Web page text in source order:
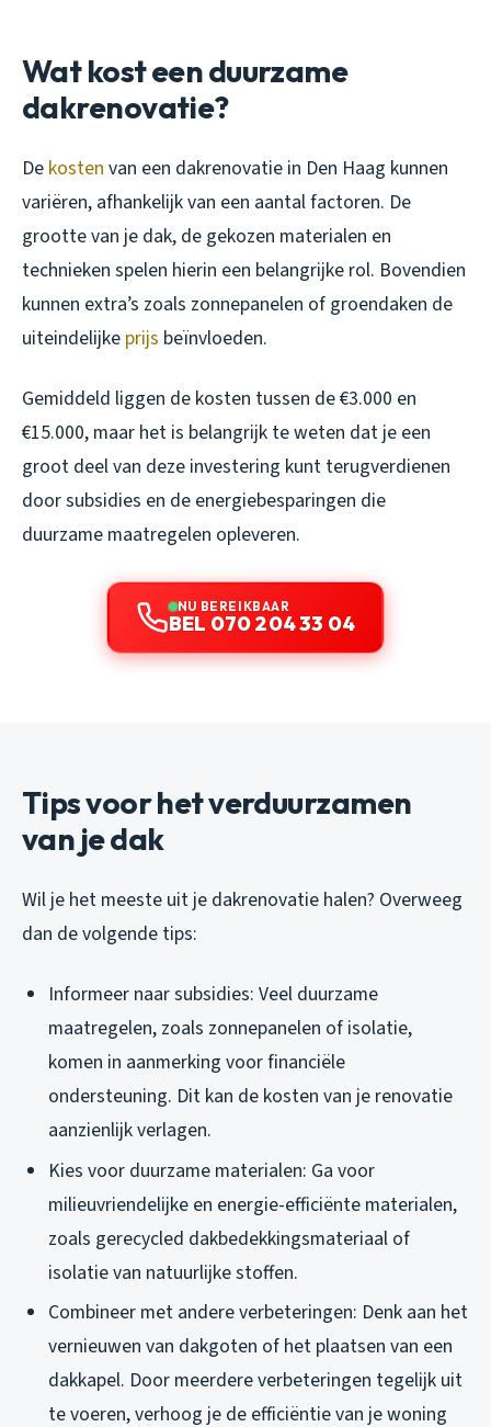
Wat kost een duurzame
dakrenovatie?
De kosten van een dakrenovatie in Den Haag kunnen
variëren, afhankelijk van een aantal factoren. De
grootte van je dak, de gekozen materialen en
technieken spelen hierin een belangrijke rol. Bovendien
kunnen extra’s zoals zonnepanelen of groendaken de
uiteindelijke prijs beïnvloeden.
Gemiddeld liggen de kosten tussen de €3.000 en
€15.000, maar het is belangrijk te weten dat je een
groot deel van deze investering kunt terugverdienen
door subsidies en de energiebesparingen die
duurzame maatregelen opleveren.
NU BEREIKBAAR
BEL 070 204 33 04
Tips voor het verduurzamen
van je dak
Wil je het meeste uit je dakrenovatie halen? Overweeg
dan de volgende tips:
Informeer naar subsidies: Veel duurzame
maatregelen, zoals zonnepanelen of isolatie,
komen in aanmerking voor financiële
ondersteuning. Dit kan de kosten van je renovatie
aanzienlijk verlagen.
Kies voor duurzame materialen: Ga voor
milieuvriendelijke en energie-efficiënte materialen,
zoals gerecycled dakbedekkingsmateriaal of
isolatie van natuurlijke stoffen.
Combineer met andere verbeteringen: Denk aan het
vernieuwen van dakgoten of het plaatsen van een
dakkapel. Door meerdere verbeteringen tegelijk uit
te voeren, verhoog je de efficiëntie van je woning